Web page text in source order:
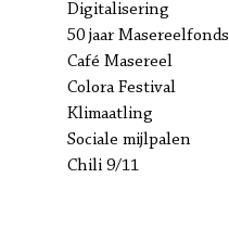
Digitalisering
50 jaar Masereelfonds
Café Masereel
Colora Festival
Klimaatling
Sociale mijlpalen
Chili 9/11